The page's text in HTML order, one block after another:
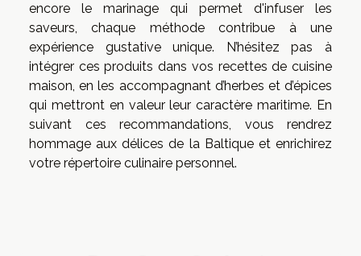
encore le marinage qui permet d'infuser les
saveurs, chaque méthode contribue à une
expérience gustative unique. N’hésitez pas à
intégrer ces produits dans vos recettes de cuisine
maison, en les accompagnant d’herbes et d’épices
qui mettront en valeur leur caractère maritime. En
suivant ces recommandations, vous rendrez
hommage aux délices de la Baltique et enrichirez
votre répertoire culinaire personnel.